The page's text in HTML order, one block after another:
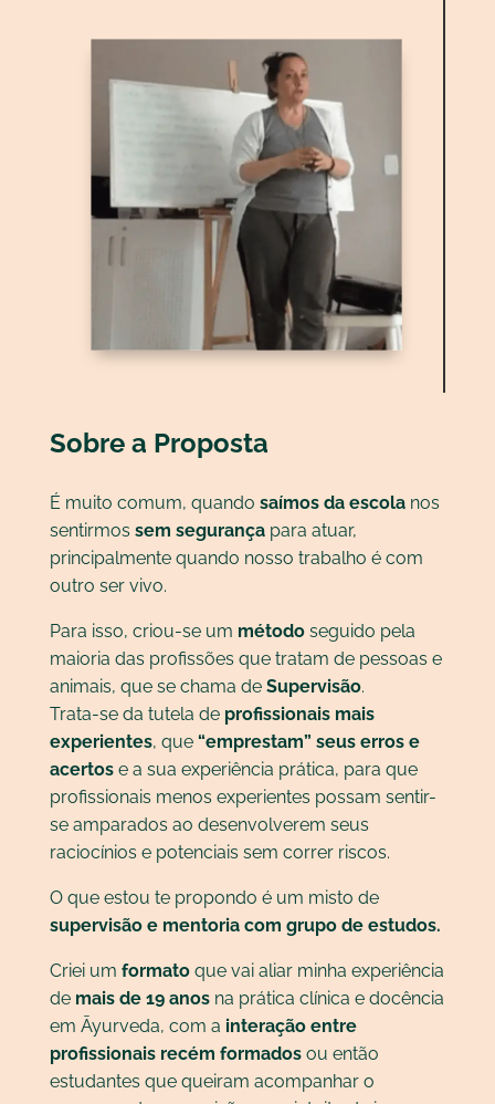
Sobre a Proposta
É muito comum, quando saímos da escolanos
sentirmos sem segurançapara atuar,
principalmente quando nosso trabalho é com
outro ser vivo.
Para isso, criou-se um métodoseguido pela
maioria das profissões que tratam de pessoas e
animais, que se chama de Supervisão.
Trata-se da tutela de profissionais mais
experientes, que “emprestam” seus erros e
acertose a sua experiência prática, para que
profissionais menos experientes possam sentir-
se amparados ao desenvolverem seus
raciocínios e potenciais sem correr riscos.
O que estou te propondo é um misto de
supervisão e mentoria com grupo de estudos.
Criei um formatoque vai aliar minha experiência
de mais de 19 anosna prática clínica e docência
em Āyurveda, com a interação entre
profissionais recém formadosou então
estudantes que queiram acompanhar o